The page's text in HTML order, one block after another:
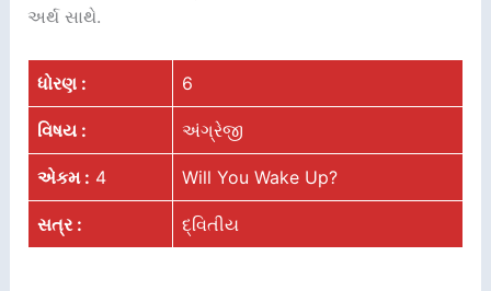
અર્થ સાથે.
ધોરણ : 6
વિષય : અંગ્રેજી
એકમ : 4 Will You Wake Up?
સત્ર : દ્વિતીય